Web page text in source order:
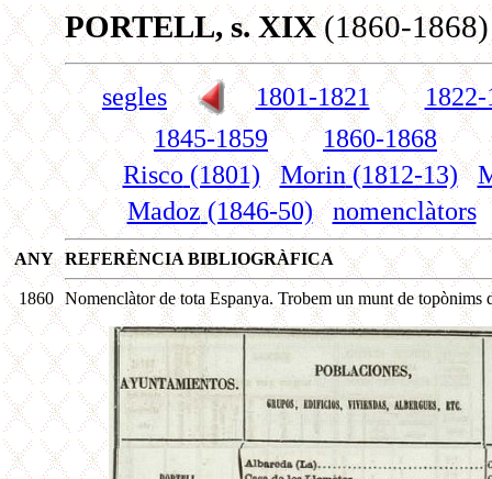
PORTELL, s. XIX(1860-1868)
segles 1801-1821
1845-1859
1860-1868
Risco (1801) Morin(1812-13)
Madoz(1846-50) nomenclàtors
ANY REFERÈNCIA BIBLIOGRÀFICA
1860 Nomenclàtor de tota Espanya. Trobem un munt de topònims